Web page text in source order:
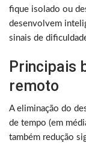
fique isolado ou
desenvolvem
sinais de
Principais
remoto
A eliminação do
de tempo (em
também redução